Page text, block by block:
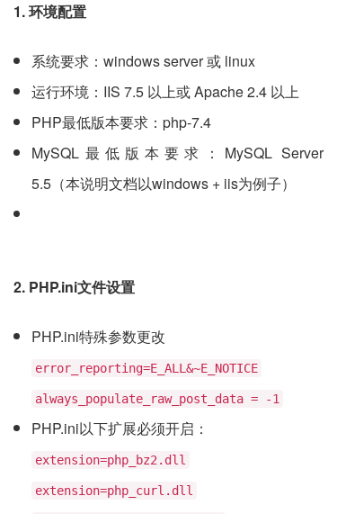
1. 环境配置
系统要求：windows server 或 linux
运行环境：IIS 7.5 以上或 Apache 2.4 以上
PHP最低版本要求：php-7.4
MySQL最低版本要求：MySQL Server
5.5（本说明文档以windows + iis为例子）
2. PHP.ini文件设置
PHP.ini特殊参数更改
error_reporting=E_ALL&~E_NOTICE
always_populate_raw_post_data = -1
PHP.ini以下扩展必须开启：
extension=php_bz2.dll
extension=php_curl.dll